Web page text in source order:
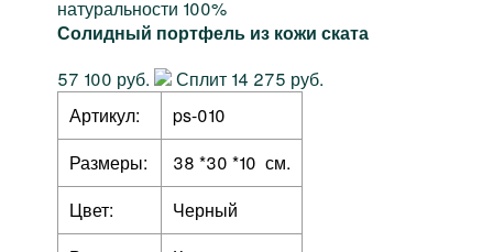
натуральности 100%
Солидный портфель из кожи ската
57 100 руб.
Сплит 14 275 руб.
Артикул:
ps-010
Размеры:
38 *30 *10 см.
Цвет:
Черный